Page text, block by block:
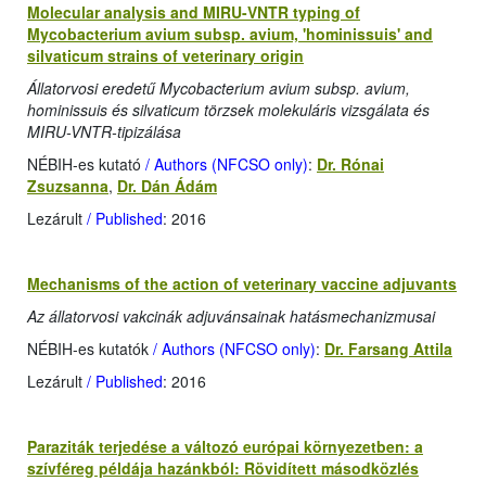
Molecular analysis and MIRU-VNTR typing of
Mycobacterium avium subsp. avium, 'hominissuis' and
silvaticum strains of veterinary origin
Állatorvosi eredetű Mycobacterium avium subsp. avium,
hominissuis és silvaticum törzsek molekuláris vizsgálata és
MIRU-VNTR-tipizálása
NÉBIH-es kutató / Authors (NFCSO only): Dr. Rónai
Zsuzsanna, Dr. Dán Ádám
Lezárult / Published: 2016
Mechanisms of the action of veterinary vaccine adjuvants
Az állatorvosi vakcinák adjuvánsainak hatásmechanizmusai
NÉBIH-es kutatók / Authors (NFCSO only): Dr. Farsang Attila
Lezárult / Published: 2016
Paraziták terjedése a változó európai környezetben: a
szívféreg példája hazánkból: Rövidített másodközlés